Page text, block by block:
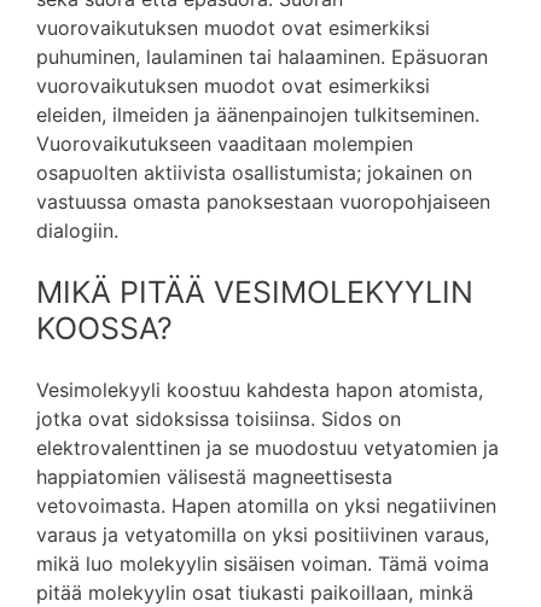
vuorovaikutuksen muodot ovat esimerkiksi
puhuminen, laulaminen tai halaaminen. Epäsuoran
vuorovaikutuksen muodot ovat esimerkiksi
eleiden, ilmeiden ja äänenpainojen tulkitseminen.
Vuorovaikutukseen vaaditaan molempien
osapuolten aktiivista osallistumista; jokainen on
vastuussa omasta panoksestaan ​​vuoropohjaiseen
dialogiin.
MIKÄ PITÄÄ VESIMOLEKYYLIN
KOOSSA?
Vesimolekyyli koostuu kahdesta hapon atomista,
jotka ovat sidoksissa toisiinsa. Sidos on
elektrovalenttinen ja se muodostuu vetyatomien ja
happiatomien välisestä magneettisesta
vetovoimasta. Hapen atomilla on yksi negatiivinen
varaus ja vetyatomilla on yksi positiivinen varaus,
mikä luo molekyylin sisäisen voiman. Tämä voima
pitää molekyylin osat tiukasti paikoillaan, minkä